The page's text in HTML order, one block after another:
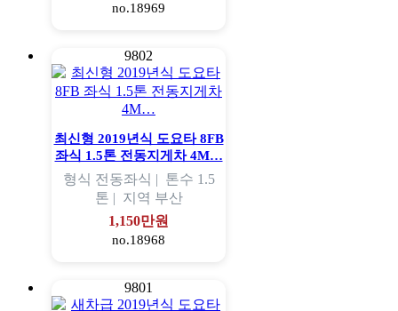
no.18969
9802
최신형 2019년식 도요타 8FB
좌식 1.5톤 전동지게차 4M…
형식 전동좌식 | 톤수 1.5
톤 | 지역 부산
1,150만원
no.18968
9801